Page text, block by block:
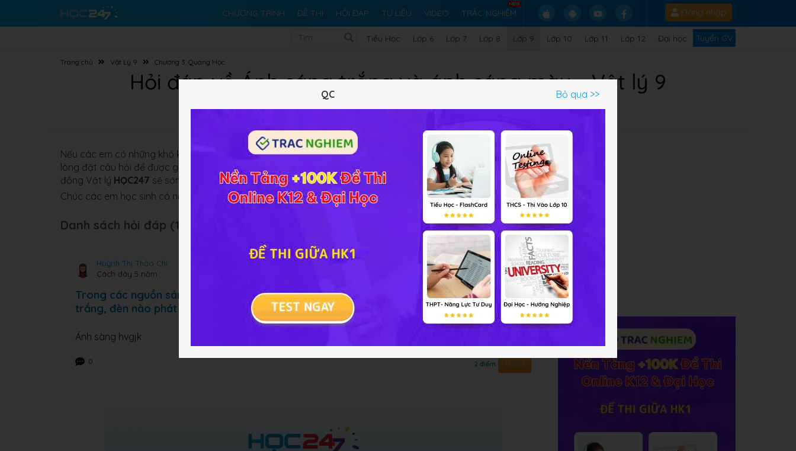
CHƯƠNG TRÌNH ĐỀ THI HỎI ĐÁP TƯ LIỆU VIDEO TRẮC NGHIỆM Đăng nhập
Tiểu Học Lớp 6 Lớp 7 Lớp 8 Lớp 9 Lớp 10 Lớp 11 Lớp 12 Đại học Tuyển GV
Trang chủ Vật Lý 9 Chương 3: Quang Học
Hỏi đáp về Ánh sáng trắng và ánh sáng màu - Vật lý 9
Nếu các em có những khó khăn nào về bài giảngVật lý 9 Bài 52 Ánh sáng trắng và ánh sáng màu
các em vui
lòng đặt câu hỏi để được giải đáp ở đây nhé. Các em có thể đặt câu hỏi nằm trong phần Bài tập SGK
cộng
đồng Vật lý HỌC247 sẽ sớm giải đáp cho các em.
Chúc các em học sinh có nền tảng kiến thức Vật lý thật tốt nhé!
Danh sách hỏi đáp (19 câu):
Huỳnh Thị Thảo Chi
Cách đây 5 năm
Trong các nguồn sáng sau: đèn pin, đèn ống, mặt trời, đèn led đền nào phát ra ánh sáng
trắng, đèn nào phát ra sáng màu
Ánh sàng hvgjk
0 2 điểm Trả lời
QC Bỏ qua >>